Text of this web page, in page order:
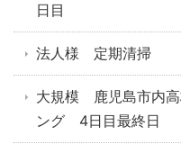
日目
法人様 定期清掃
大規模 鹿児島市内
ング 4日目最終日